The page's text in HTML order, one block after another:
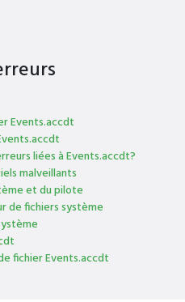
Events.accdt
liées à Events.accdt?
malveillants
et du pilote
de fichiers système
fichier Events.accdt